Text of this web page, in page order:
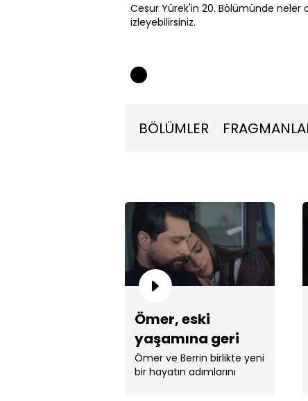
Cesur Yürek'in 20. Bölümünde
izleyebilirsiniz.
BÖLÜMLER
Ömer, eski
yaşamına geri
dönüyor
Ömer ve Berrin birlikte yeni
bir hayatın adımlarını